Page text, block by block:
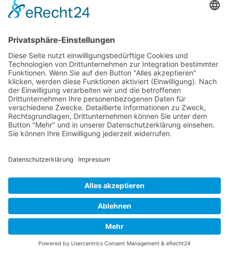
EINIGE UNTERNEHMEN FÜR DIE WIR TÄTIG WAREN
Vodafone Kabel Deutschland GmbH
Bundesanstalt für Geowissenschaft und
Rohstoffe
Zurich Gruppe Deutschland
TEILNEHMER
Feedback
Herr Hecker ist sehr gut auf
individuelle Wünsche, Fragen und